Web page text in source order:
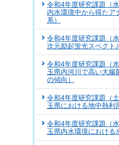
令和4年度研究課題（
内水環境中から得たア
系）
令和4年度研究課題（
次元励起蛍光スペクト
令和4年度研究課題（
玉県内河川で高い大腸
の傾向）
令和4年度研究課題（
玉県における地中熱利
令和4年度研究課題（
玉県内水環境における